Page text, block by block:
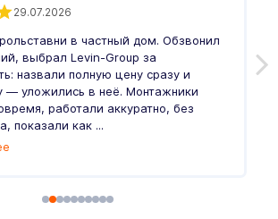
29.07.2026
в частный дом. Обзвонил
выбрал Levin-Group за
назвали полную цену сразу и
— уложились в неё. Монтажники
работали аккуратно, без
показали как ...